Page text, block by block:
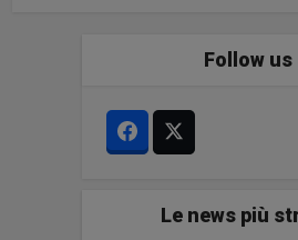
Follow us
Le news più